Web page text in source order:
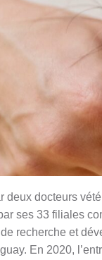
deux docteurs
ses 33 filiales
recherche et
En 2020,